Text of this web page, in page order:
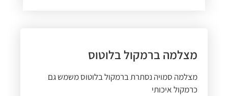
מצלמה ברמקול בלוטוס
מצלמה סמויה נסתרת ברמקול בלוטוס משמש גם
כרמקול איכותי